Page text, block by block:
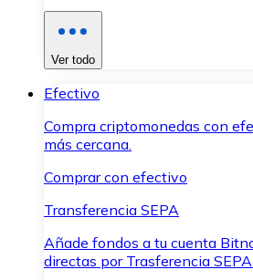
Ver todo
Efectivo
Compra criptomonedas con
más cercana.
Comprar con efectivo
Transferencia SEPA
Añade fondos a tu cuenta
directas por Trasferencia